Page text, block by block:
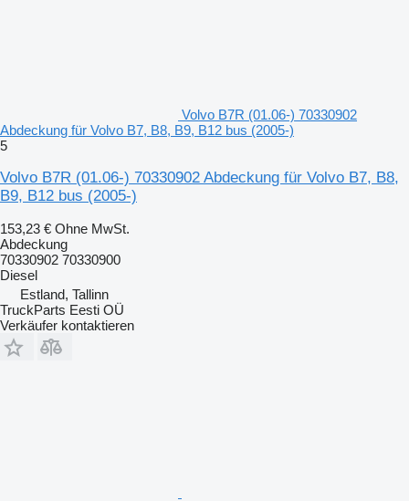
Volvo B7R (01.06-) 70330902
Abdeckung für Volvo B7, B8, B9, B12 bus (2005-)
5
Volvo B7R (01.06-) 70330902 Abdeckung für Volvo B7, B8,
B9, B12 bus (2005-)
153,23 € Ohne MwSt.
Abdeckung
70330902 70330900
Diesel
Estland, Tallinn
TruckParts Eesti OÜ
Verkäufer kontaktieren